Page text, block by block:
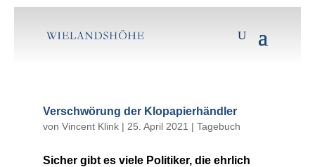
Verschwörung der Klopapierhändler
von Vincent Klink| 25. April 2021 | Tagebuch
Sicher gibt es viele Politiker, die ehrlich